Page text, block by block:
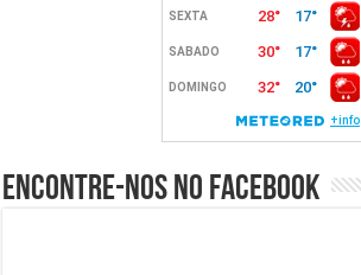
Encontre-nos no Facebook